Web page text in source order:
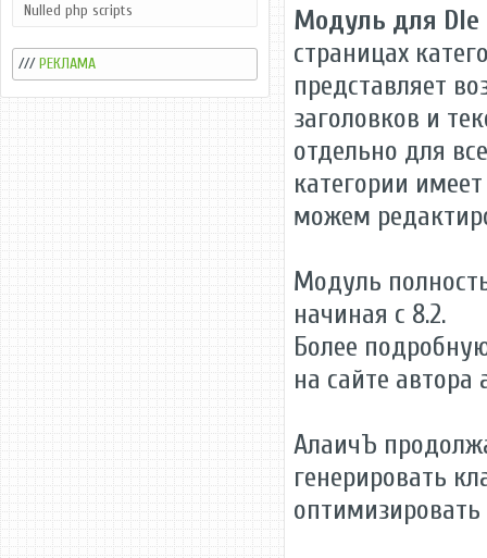
Nulled php scripts
///РЕКЛАМА
Модуль для Dle
страницах
представляет
заголовков и
отдельно для
категории
можем
Модуль
начиная с 8.2.
Более
на сайте автора
АлаичЪ
генерировать
оптимизировать